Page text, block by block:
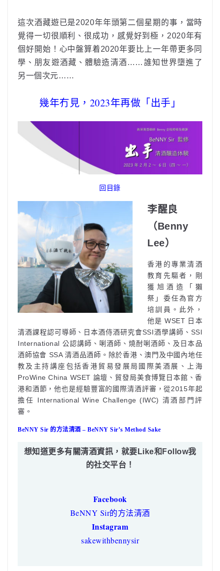
這次酒藏遊已是2020年年頭第二個星期的事，當時
覺得一切很順利、很成功，感覺好到極，2020年有
個好開始！心中盤算着2020年要比上一年帶更多同
學、朋友遊酒藏、體驗造清酒…… 誰知世界墮進了
另一個次元……
幾年冇見，2023年再做「出手」
回目錄
李醒良
（Benny
Lee）
香港的專業清酒
教育先驅者，剛
獲旭酒造「獺
祭」委任為官方
培訓員。此外，
他是 WSET 日本
清酒課程認可導師、日本酒侍酒研究會SSI酒學講師、SSI
International 公認講師、唎酒師、燒酎唎酒師、及日本品
酒師協會 SSA 清酒品酒師。除於香港、澳門及中國內地任
教及主持講座包括香港貿易發展局國際美酒展、上海
ProWine China WSET 論壇、貿發局美食博覽日本館、香
港和酒節，他也是經驗豐富的國際清酒評審，從2015年起
擔任 International Wine Challenge (IWC) 清酒部門評
審。
BeNNY Sir 的方法清酒 – BeNNY Sir’s Method Sake
想知道更多有關清酒資訊，就要Like和Follow我
的社交平台！
Facebook
BeNNY Sir的方法清酒
Instagram
sakewithbennysir